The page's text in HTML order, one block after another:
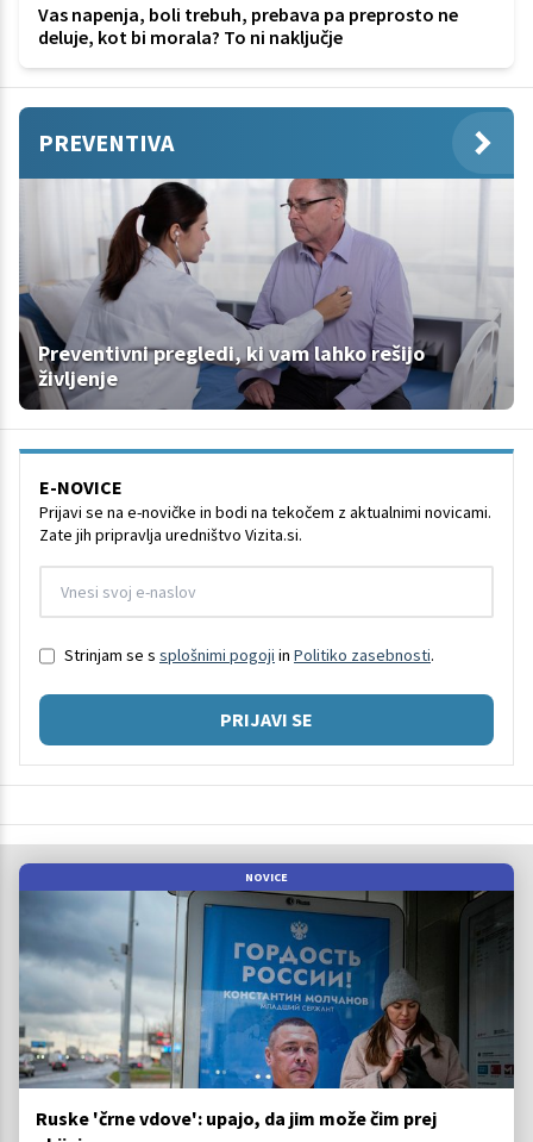
Vas napenja, boli trebuh, prebava pa preprosto ne
deluje, kot bi morala? To ni naključje
PREVENTIVA
Preventivni pregledi, ki vam lahko rešijo
življenje
E-NOVICE
Prijavi se na e-novičke in bodi na tekočem z aktualnimi novicami.
Zate jih pripravlja uredništvo Vizita.si.
Strinjam se s splošnimi pogoji in Politiko zasebnosti.
PRIJAVI SE
NOVICE
Ruske 'črne vdove': upajo, da jim može čim prej